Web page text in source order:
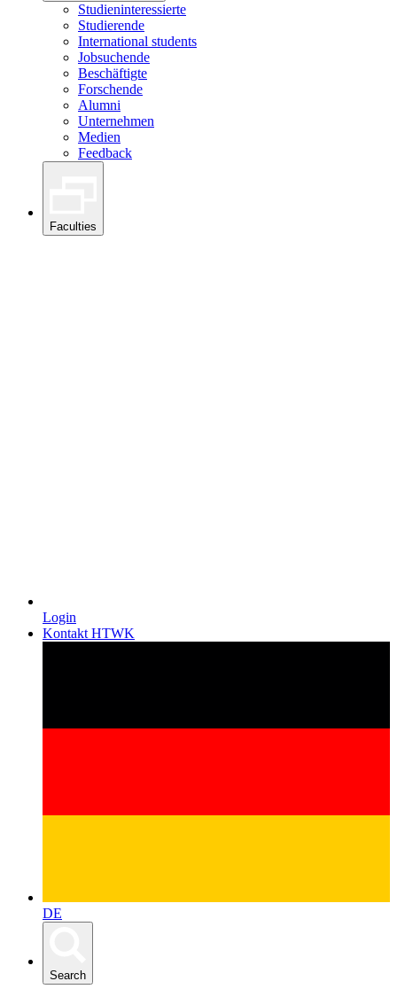
Studieninteressierte
Studierende
International students
Jobsuchende
Beschäftigte
Forschende
Alumni
Unternehmen
Medien
Feedback
Faculties
Login
Kontakt HTWK
DE
Search